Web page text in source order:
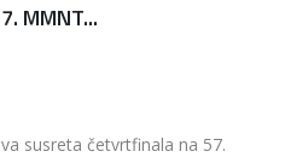
MMNT...
susreta četvrtfinala na 57.